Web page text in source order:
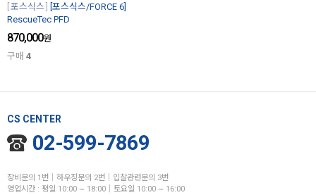
포스식스
[포스식스/FORCE 6]
RescueTec PFD
870,000원
구매 4
CS CENTER
02-599-7869
장비문의 1번│하우징문의 2번│입찰관련문의 3번
영업시간 : 평일 10:00 ~ 18:00│토요일 10:00 ~ 16:00